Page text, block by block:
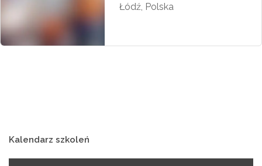
Łódź, Polska
Kalendarz szkoleń